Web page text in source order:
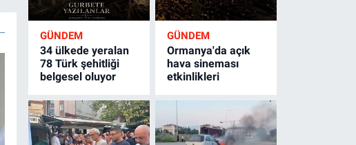
GÜNDEM
34 ülkede yeralan
78 Türk şehitliği
belgesel oluyor
GÜNDEM
Ormanya'da açık
hava sineması
etkinlikleri